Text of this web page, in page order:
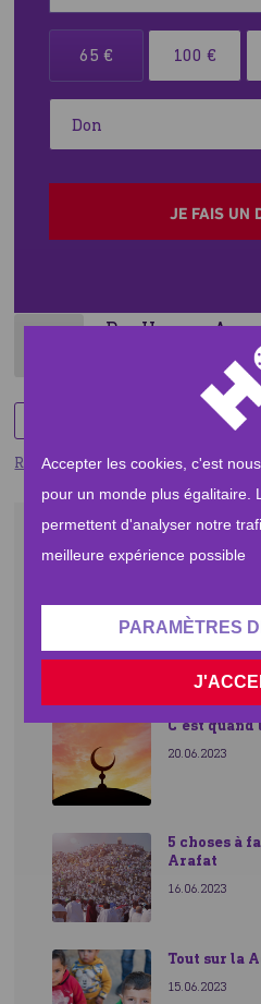
Accepter les cookies, c'est
pour un monde plus égalitaire.
permettent d'analyser notre
meilleure expérience possible
PARAMÈTRES
La bande de Gaza
octobre 2023
Des colis alimentaires ont
Des colis de légumes frais
personnes.
votre
ainsi
votre
65 € 100 €
JE FAIS UN
Par Human
Retourner
Articles récents
Comment
adha ?
23.06.2023
C'est quand
20.06.2023
5 choses à
Arafat
16.06.2023
Tout sur la
15.06.2023